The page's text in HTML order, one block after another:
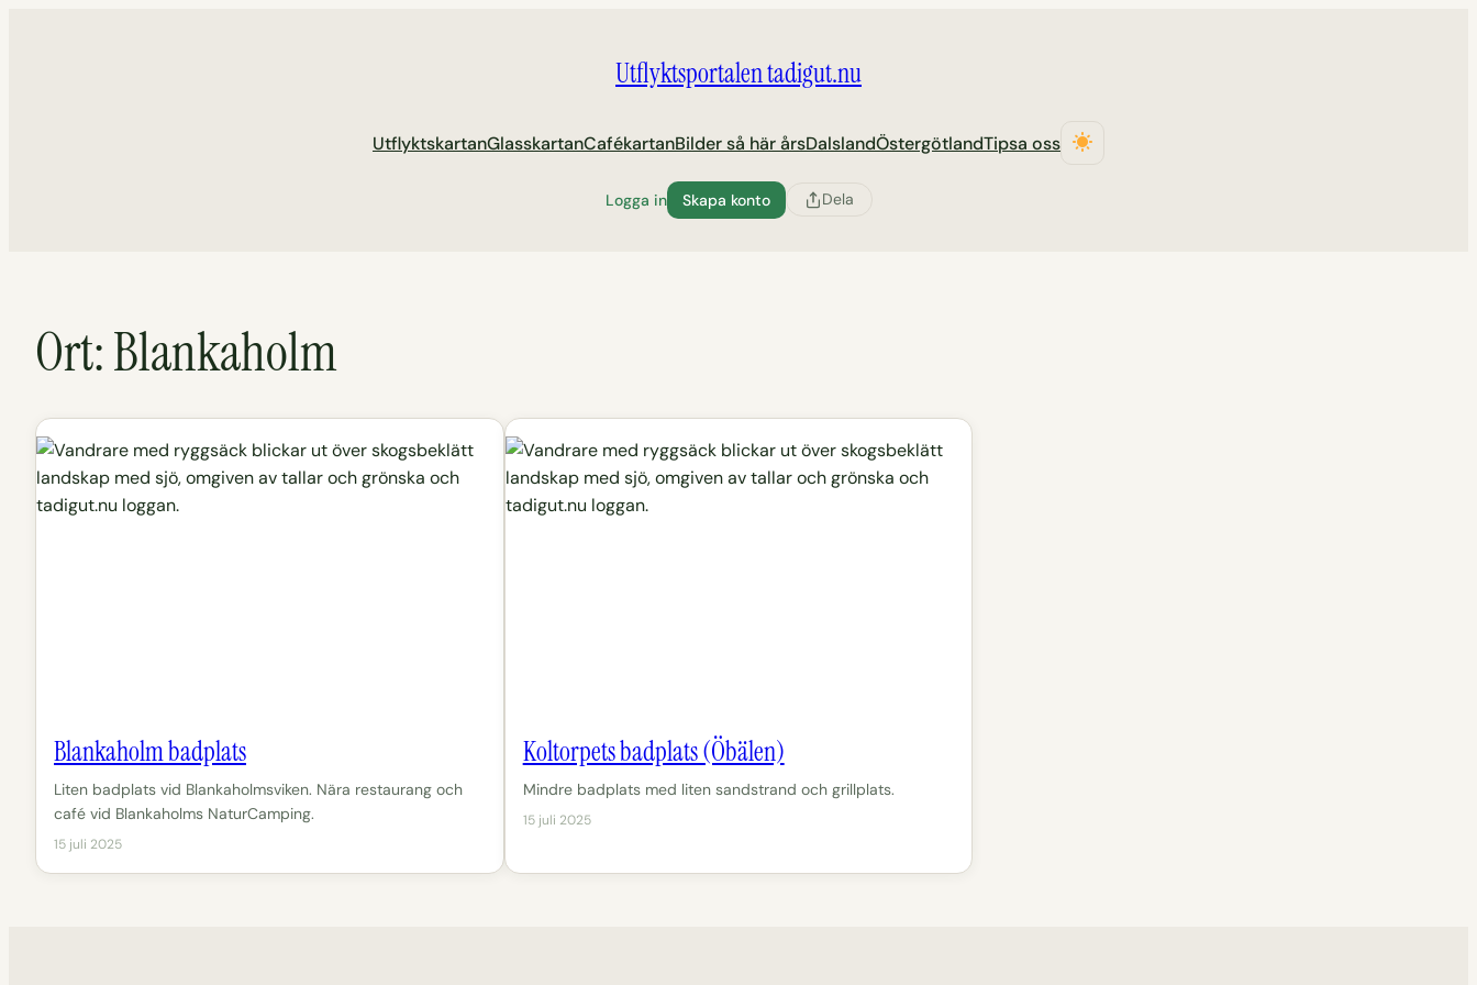
Utflyktsportalen tadigut.nu
UtflyktskartanGlasskartanCafékartanBilder så här årsDalslandÖstergötlandTipsa oss
Logga in Skapa konto Dela
Ort:Blankaholm
Blankaholm badplats
Liten badplats vid Blankaholmsviken. Nära restaurang och
café vid Blankaholms NaturCamping.
15 juli 2025
Koltorpets badplats (Öbälen)
Mindre badplats med liten sandstrand och grillplats.
15 juli 2025